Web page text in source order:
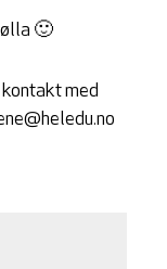
🙂
med